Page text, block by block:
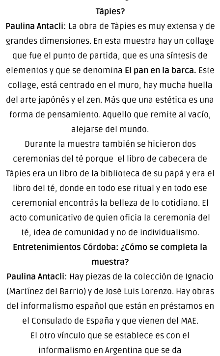
Tàpies?
Paulina Antacli: La obra de Tàpies es muy extensa y de
grandes dimensiones. En esta muestra hay un collage
que fue el punto de partida, que es una síntesis de
elementos y que se denomina El pan en la barca. Este
collage, está centrado en el muro, hay mucha huella
del arte japónés y el zen. Más que una estética es una
forma de pensamiento. Aquello que remite al vacío,
alejarse del mundo.
Durante la muestra también se hicieron dos
ceremonias del té porque el libro de cabecera de
Tàpies era un libro de la biblioteca de su papá y era el
libro del té, donde en todo ese ritual y en todo ese
ceremonial encontrás la belleza de lo cotidiano. El
acto comunicativo de quien oficia la ceremonia del
té, idea de comunidad y no de individualismo.
Entretenimientos Córdoba: ¿Cómo se completa la
muestra?
Paulina Antacli: Hay piezas de la colección de Ignacio
(Martínez del Barrio) y de José Luis Lorenzo. Hay obras
del informalismo español que están en préstamos en
el Consulado de España y que vienen del MAE.
El otro vínculo que se establece es con el
informalismo en Argentina que se da